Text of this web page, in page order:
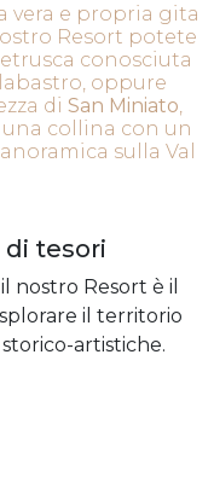
vera e propria gita
Resort potete
conosciuta
oppure
di San Miniato
collina con un
sulla Val
tesori
nostro Resort è il
il territorio
artistiche.